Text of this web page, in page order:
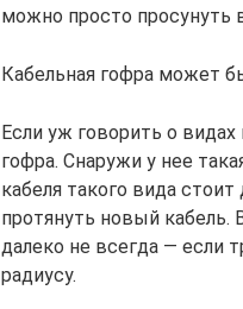
можно просто просунуть
Кабельная гофра может
Если уж говорить о
гофра. Снаружи у нее
кабеля такого вида
протянуть новый кабель.
далеко не всегда — если
радиусу.